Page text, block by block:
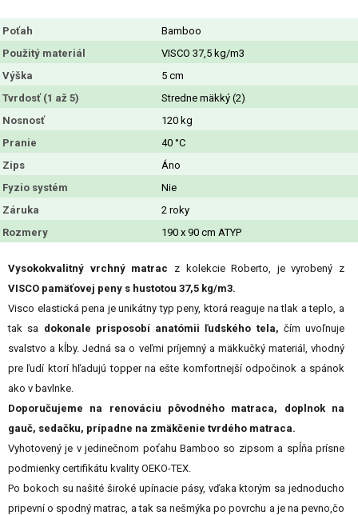
Poťah
Bamboo
Použitý materiál
VISCO 37,5 kg/m3
Výška
5 cm
Tvrdosť (1 až 5)
Stredne mäkký (2)
Nosnosť
120 kg
Pranie
40 °C
Zips
Áno
Fyzio systém
Nie
Záruka
2 roky
Rozmery
190 x 90 cm ATYP
Vysokokvalitný vrchný matrac z kolekcie Roberto, je vyrobený z
VISCO pamäťovej peny s hustotou 37,5 kg/m3.
Visco elastická pena je unikátny typ peny, ktorá reaguje na tlak a teplo, a
tak sa dokonale prisposobí anatómii ľudského tela, čím uvoľnuje
svalstvo a kĺby. Jedná sa o veľmi príjemný a mäkkučký materiál, vhodný
pre ľudí ktorí hľadujú topper na ešte komfortnejší odpočinok a spánok
ako v bavlnke.
Doporučujeme na renováciu pôvodného matraca, doplnok na
gauč, sedačku, prípadne na zmäkčenie tvrdého matraca.
Vyhotovený je v jedinečnom poťahu Bamboo so zipsom a spĺňa prísne
podmienky certifikátu kvality OEKO-TEX.
Po bokoch su našité široké upínacie pásy, vďaka ktorým sa jednoducho
pripevní o spodný matrac, a tak sa nešmýka po povrchu a je na pevno,čo